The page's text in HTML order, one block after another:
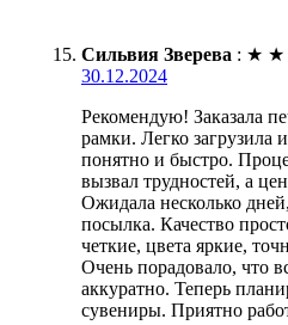
Сильвия Зверева : ★ ★
30.12.2024
Рекомендую! Заказала
рамки. Легко загрузила
понятно и быстро.
вызвал трудностей, а
Ожидала несколько
посылка. Качество
четкие, цвета яркие,
Очень порадовало, что
аккуратно. Теперь
сувениры. Приятно